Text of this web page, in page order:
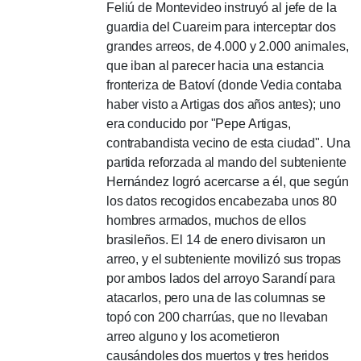
Feliú de Montevideo instruyó al jefe de la
guardia del Cuareim para interceptar dos
grandes arreos, de 4.000 y 2.000 animales,
que iban al parecer hacia una estancia
fronteriza de Batoví (donde Vedia contaba
haber visto a Artigas dos años antes); uno
era conducido por "Pepe Artigas,
contrabandista vecino de esta ciudad". Una
partida reforzada al mando del subteniente
Hernández logró acercarse a él, que según
los datos recogidos encabezaba unos 80
hombres armados, muchos de ellos
brasileños. El 14 de enero divisaron un
arreo, y el subteniente movilizó sus tropas
por ambos lados del arroyo Sarandí para
atacarlos, pero una de las columnas se
topó con 200 charrúas, que no llevaban
arreo alguno y los acometieron
causándoles dos muertos y tres heridos